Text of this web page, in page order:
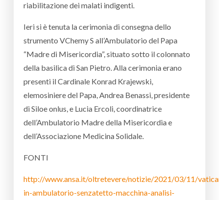
riabilitazione dei malati indigenti.
Ieri si è tenuta la cerimonia di consegna dello
strumento VChemy S all’Ambulatorio del Papa
“Madre di Misericordia”, situato sotto il colonnato
della basilica di San Pietro. Alla cerimonia erano
presenti il Cardinale Konrad Krajewski,
elemosiniere del Papa, Andrea Benassi, presidente
di Siloe onlus, e Lucia Ercoli, coordinatrice
dell’Ambulatorio Madre della Misericordia e
dell’Associazione Medicina Solidale.
FONTI
http://www.ansa.it/oltretevere/notizie/2021/03/11/
in-ambulatorio-senzatetto-macchina-analisi-